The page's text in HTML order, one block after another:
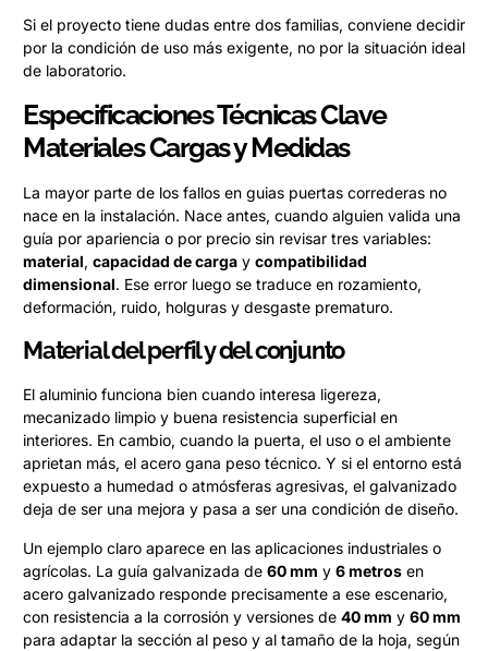
Si el proyecto tiene dudas entre dos familias, conviene decidir
por la condición de uso más exigente, no por la situación ideal
de laboratorio.
Especificaciones Técnicas Clave
Materiales Cargas y Medidas
La mayor parte de los fallos en guias puertas correderas no
nace en la instalación. Nace antes, cuando alguien valida una
guía por apariencia o por precio sin revisar tres variables:
material, capacidad de carga y compatibilidad
dimensional. Ese error luego se traduce en rozamiento,
deformación, ruido, holguras y desgaste prematuro.
Material del perfil y del conjunto
El aluminio funciona bien cuando interesa ligereza,
mecanizado limpio y buena resistencia superficial en
interiores. En cambio, cuando la puerta, el uso o el ambiente
aprietan más, el acero gana peso técnico. Y si el entorno está
expuesto a humedad o atmósferas agresivas, el galvanizado
deja de ser una mejora y pasa a ser una condición de diseño.
Un ejemplo claro aparece en las aplicaciones industriales o
agrícolas. La guía galvanizada de 60 mm y 6 metros en
acero galvanizado responde precisamente a ese escenario,
con resistencia a la corrosión y versiones de 40 mm y 60 mm
para adaptar la sección al peso y al tamaño de la hoja, según